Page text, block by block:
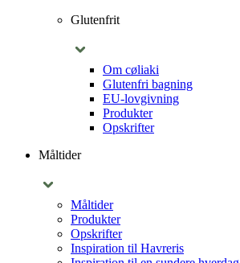
Glutenfrit
Om cøliaki
Glutenfri bagning
EU-lovgivning
Produkter
Opskrifter
Måltider
Måltider
Produkter
Opskrifter
Inspiration til Havreris